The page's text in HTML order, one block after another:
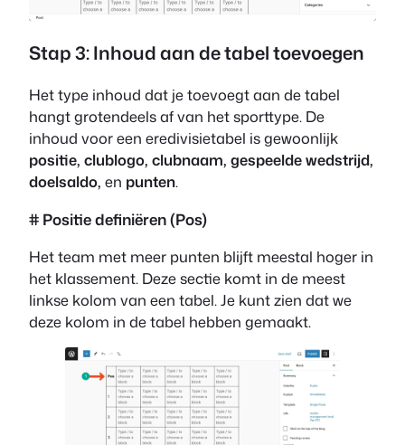
Stap 3: Inhoud aan de tabel toevoegen
Het type inhoud dat je toevoegt aan de tabel
hangt grotendeels af van het sporttype. De
inhoud voor een eredivisietabel is gewoonlijk
positie, clublogo, clubnaam, gespeelde wedstrijd,
doelsaldo, en punten.
# Positie definiëren (Pos)
Het team met meer punten blijft meestal hoger in
het klassement. Deze sectie komt in de meest
linkse kolom van een tabel. Je kunt zien dat we
deze kolom in de tabel hebben gemaakt.